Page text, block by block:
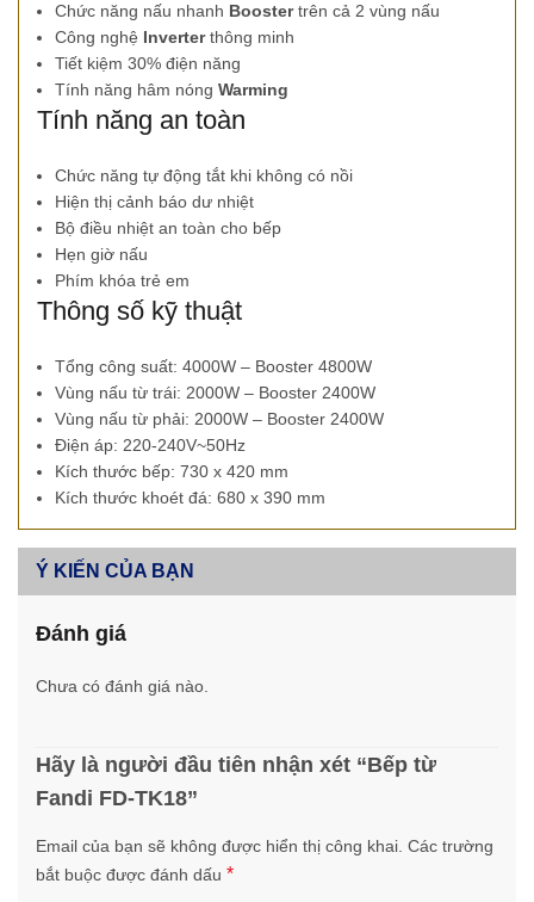
Chức năng nấu nhanh Boostertrên cả 2 vùng nấu
Công nghệ Inverterthông minh
Tiết kiệm 30% điện năng
Tính năng hâm nóng Warming
Tính năng an toàn
Chức năng tự động tắt khi không có nồi
Hiện thị cảnh báo dư nhiệt
Bộ điều nhiệt an toàn cho bếp
Hẹn giờ nấu
Phím khóa trẻ em
Thông số kỹ thuật
Tổng công suất: 4000W – Booster 4800W
Vùng nấu từ trái: 2000W – Booster 2400W
Vùng nấu từ phải: 2000W – Booster 2400W
Điện áp: 220-240V~50Hz
Kích thước bếp: 730 x 420 mm
Kích thước khoét đá: 680 x 390 mm
Ý KIẾN CỦA BẠN
Đánh giá
Chưa có đánh giá nào.
Hãy là người đầu tiên nhận xét “Bếp từ
Fandi FD-TK18”
Email của bạn sẽ không được hiển thị công khai. Các trường
bắt buộc được đánh dấu *